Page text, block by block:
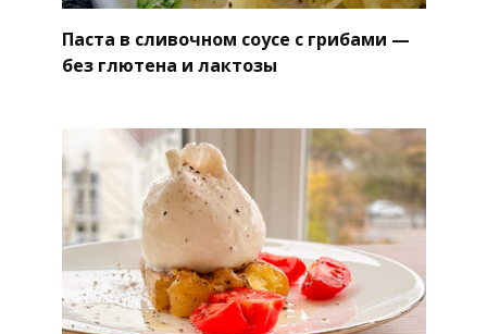
Паста в сливочном соусе с грибами —
без глютена и лактозы